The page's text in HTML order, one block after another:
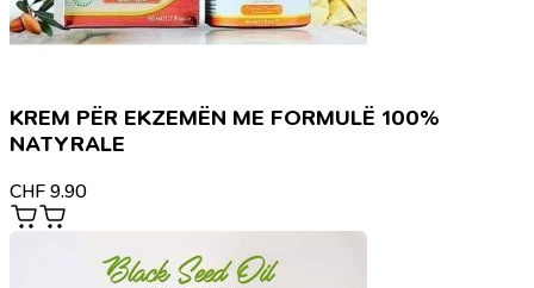
KREM PËR EKZEMËN ME FORMULË 100%
NATYRALE
CHF 9.90